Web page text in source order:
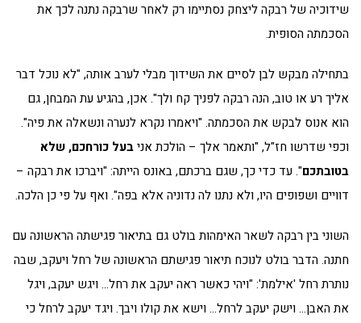
שידוכיה של רבקה ליצחק נסתיימו רק לאחר שרבקה נתנה לכך את
הסכמתה הסופית.
בתחילה מבקש לבן לסיים את השידוך מבלי לערב אותה, "לא נוכל דבר
אליך רע או טוב, הנה רבקה לפניך קח ולך". אכן, בהגיע עת המבחן, גם
הוא אנוס לבקש את הסכמתה. "ויאמרו נקרא לנערה ונשאלה את פיה".
וכפי שדרשו חז"ל, "ותאמר אלך – הולכת אניבעל כורחכם, שלא
בטובתכם". עד כדי כך, שגם ברכתם, באונס הייתה: "ויברכו את רבקה –
דוויים ושפופים היו, ולא נתנו לה נדוניה אלא בפה". ואף על פי כן הלכה.
השוני בין רבקה לשאר האימהות בולט גם בתיאור פגישתה הראשונה עם
חתנה. הדבר בולט לנוכח תיאור פגישתם הראשונה של רחל ויעקב, שבה
נותרת רחל 'אילמת': "ויהי כאשר ראה יעקב את רחל… ויגש יעקב, ויגל
את האבן… וישק יעקב לרחל… וישא את קולו ויבך. ויגד יעקב לרחל כי